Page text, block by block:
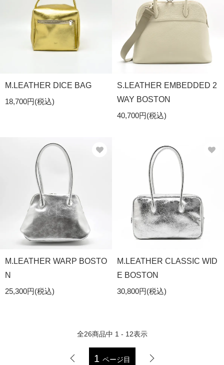
M.LEATHER DICE BAG
18,700円(税込)
S.LEATHER EMBEDDED 2
WAY BOSTON
40,700円(税込)
M.LEATHER WARP BOSTO
N
25,300円(税込)
M.LEATHER CLASSIC WID
E BOSTON
30,800円(税込)
全26商品中 1 - 12表示
1 ページ目